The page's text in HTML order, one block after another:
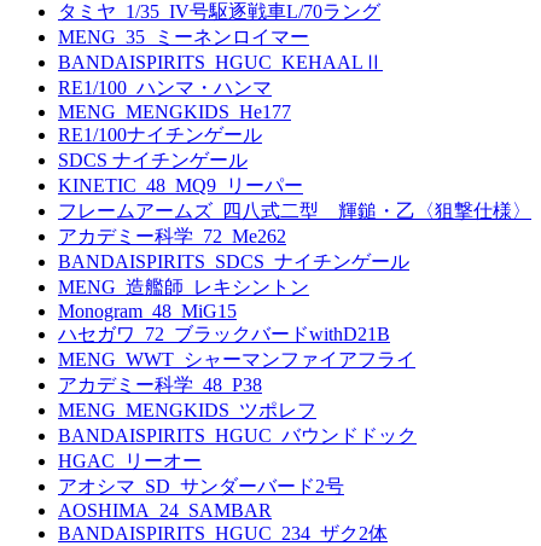
タミヤ_1/35_IV号駆逐戦車L/70ラング
MENG_35_ミーネンロイマー
BANDAISPIRITS_HGUC_KEHAALⅡ
RE1/100_ハンマ・ハンマ
MENG_MENGKIDS_He177
RE1/100ナイチンゲール
SDCS ナイチンゲール
KINETIC_48_MQ9_リーパー
フレームアームズ_四八式二型 輝鎚・乙〈狙撃仕様〉
アカデミー科学_72_Me262
BANDAISPIRITS_SDCS_ナイチンゲール
MENG_造艦師_レキシントン
Monogram_48_MiG15
ハセガワ_72_ブラックバードwithD21B
MENG_WWT_シャーマンファイアフライ
アカデミー科学_48_P38
MENG_MENGKIDS_ツポレフ
BANDAISPIRITS_HGUC_バウンドドック
HGAC_リーオー
アオシマ_SD_サンダーバード2号
AOSHIMA_24_SAMBAR
BANDAISPIRITS_HGUC_234_ザク2体